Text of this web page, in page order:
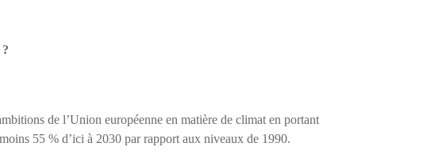
de l’Union européenne en matière de climat en portant
55 % d’ici à 2030 par rapport aux niveaux de 1990.